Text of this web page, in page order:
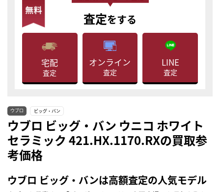
査定をする
宅配
査定
オンライン
査定
LINE
査定
ウブロ ビッグ・バン
ウブロ ビッグ・バン ウニコ ホワイト
セラミック 421.HX.1170.RXの買取参
考価格
ウブロ ビッグ・バンは高額査定の人気モデル